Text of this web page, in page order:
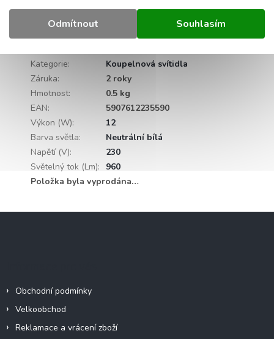
Odmítnout Souhlasím
- certifikace - CE, RoHS
Doplňkové parametry
Kategorie:
Koupelnová svítidla
Záruka:
2 roky
Hmotnost:
0.5 kg
EAN:
5907612235590
Výkon (W):
12
Barva světla:
Neutrální bílá
Napětí (V):
230
Světelný tok (Lm):
960
Položka byla vyprodána…
Obchodní podmínky
Velkoobchod
Reklamace a vrácení zboží